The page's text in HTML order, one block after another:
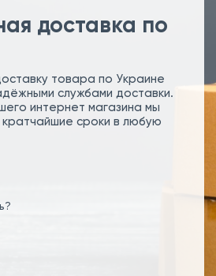
доставка по
товара по Украине
службами доставки.
интернет магазина мы
сроки в любую